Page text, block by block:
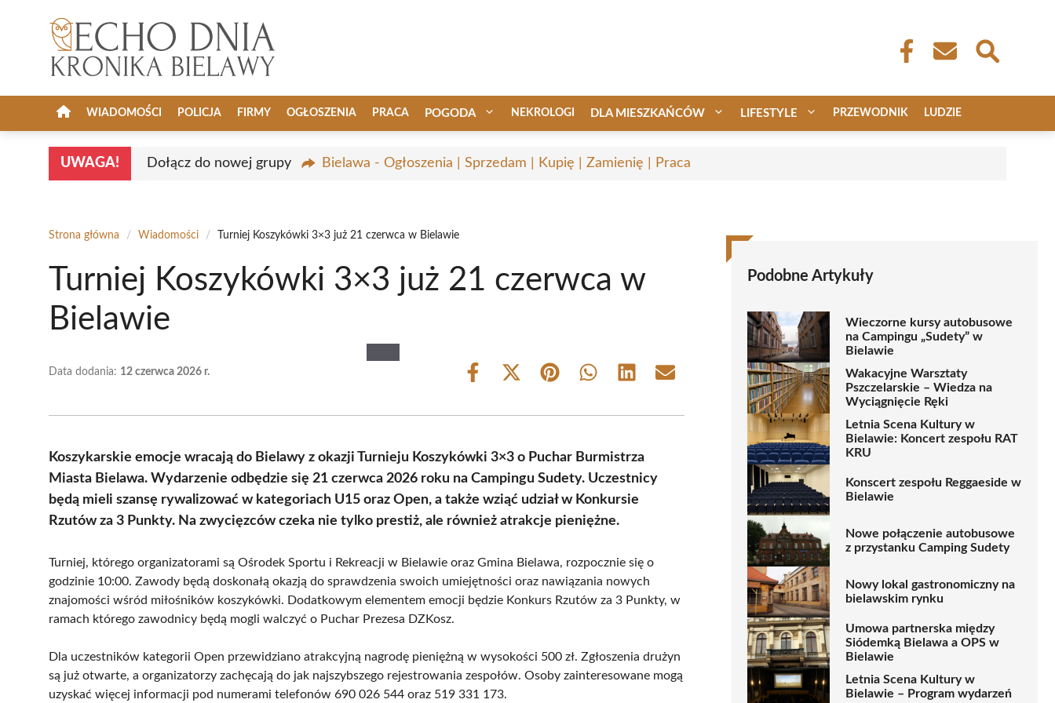
WIADOMOŚCI POLICJA FIRMY OGŁOSZENIA PRACA POGODA NEKROLOGI DLA MIESZKAŃCÓW LIFESTYLE PRZEWODNIK LUDZIE
UWAGA! Dołącz do nowej grupy Bielawa - Ogłoszenia | Sprzedam | Kupię | Zamienię | Praca
Strona główna / Wiadomości / Turniej Koszykówki 3×3 już 21 czerwca w Bielawie
Turniej Koszykówki 3×3 już 21 czerwca w
Bielawie
Data dodania: 12 czerwca 2026 r.
Share
Share
(Twitter)
Share Share Share Share
Koszykarskie emocje wracają do Bielawy z okazji Turnieju Koszykówki 3×3 o Puchar Burmistrza
Miasta Bielawa. Wydarzenie odbędzie się 21 czerwca 2026 roku na Campingu Sudety. Uczestnicy
będą mieli szansę rywalizować w kategoriach U15 oraz Open, a także wziąć udział w Konkursie
Rzutów za 3 Punkty. Na zwycięzców czeka nie tylko prestiż, ale również atrakcje pieniężne.
Turniej, którego organizatorami są Ośrodek Sportu i Rekreacji w Bielawie oraz Gmina Bielawa, rozpocznie się o
godzinie 10:00. Zawody będą doskonałą okazją do sprawdzenia swoich umiejętności oraz nawiązania nowych
znajomości wśród miłośników koszykówki. Dodatkowym elementem emocji będzie Konkurs Rzutów za 3 Punkty, w
ramach którego zawodnicy będą mogli walczyć o Puchar Prezesa DZKosz.
Dla uczestników kategorii Open przewidziano atrakcyjną nagrodę pieniężną w wysokości 500 zł. Zgłoszenia drużyn
są już otwarte, a organizatorzy zachęcają do jak najszybszego rejestrowania zespołów. Osoby zainteresowane mogą
uzyskać więcej informacji pod numerami telefonów 690 026 544 oraz 519 331 173.
Podobne Artykuły
Wieczorne kursy autobusowe
na Campingu „Sudety” w
Bielawie
Wakacyjne Warsztaty
Pszczelarskie – Wiedza na
Wyciągnięcie Ręki
Letnia Scena Kultury w
Bielawie: Koncert zespołu RAT
KRU
Konscert zespołu Reggaeside w
Bielawie
Nowe połączenie autobusowe
z przystanku Camping Sudety
Nowy lokal gastronomiczny na
bielawskim rynku
Umowa partnerska między
Siódemką Bielawa a OPS w
Bielawie
Letnia Scena Kultury w
Bielawie – Program wydarzeń